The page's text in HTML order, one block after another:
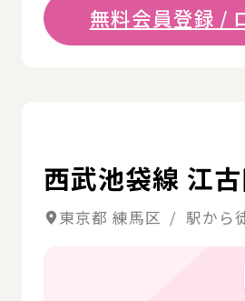
無料会員登録 /
西武池袋線 江
東京都 練馬区 / 駅から